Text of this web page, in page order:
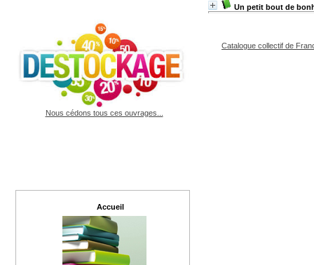
Un petit bout de
Catalogue collectif de
Nous cédons tous ces ouvrages...
Accueil